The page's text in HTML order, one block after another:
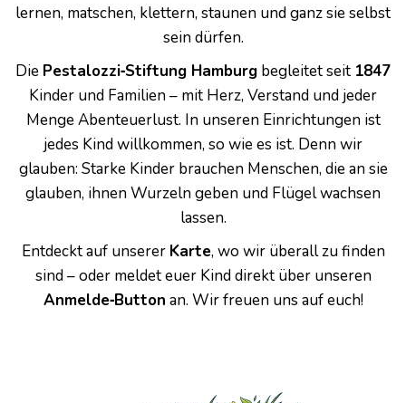
lernen, matschen, klettern, staunen und ganz sie selbst
sein dürfen.
Die Pestalozzi‑Stiftung Hamburg begleitet seit 1847
Kinder und Familien – mit Herz, Verstand und jeder
Menge Abenteuerlust. In unseren Einrichtungen ist
jedes Kind willkommen, so wie es ist. Denn wir
glauben: Starke Kinder brauchen Menschen, die an sie
glauben, ihnen Wurzeln geben und Flügel wachsen
lassen.
Entdeckt auf unserer Karte, wo wir überall zu finden
sind – oder meldet euer Kind direkt über unseren
Anmelde‑Button an. Wir freuen uns auf euch!